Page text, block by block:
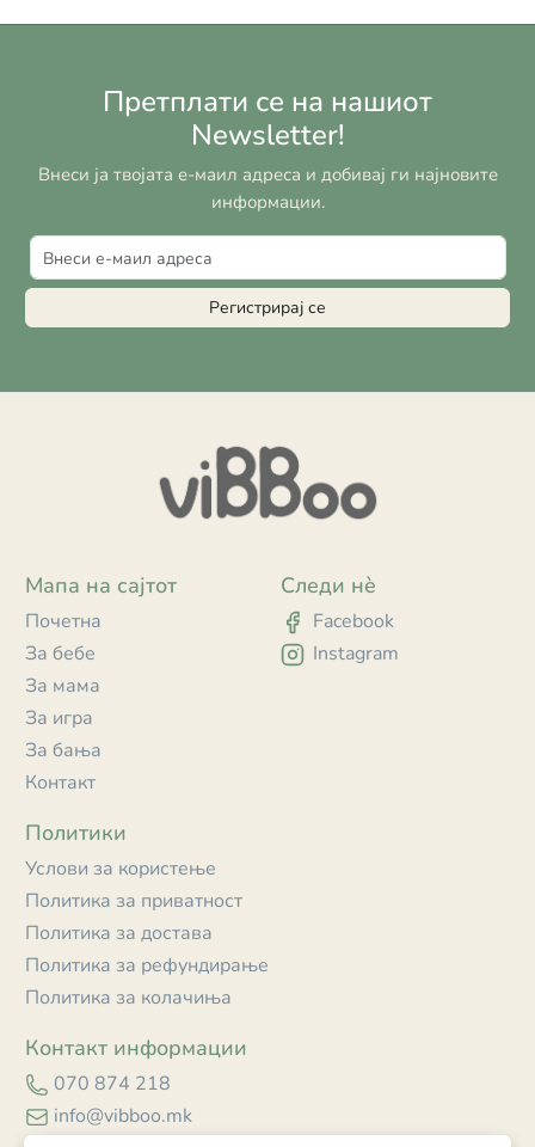
Претплати се на нашиот
Newsletter!
Внеси ја твојата е-маил адреса и добивај ги најновите
информации.
Регистрирај се
Мапа на сајтот
Почетна
За бебе
За мама
За игра
За бања
Контакт
Политики
Услови за користење
Политика за приватност
Политика за достава
Политика за рефундирање
Политика за колачиња
Контакт информации
070 874 218
info@vibboo.mk
Следи нè
Facebook
Instagram